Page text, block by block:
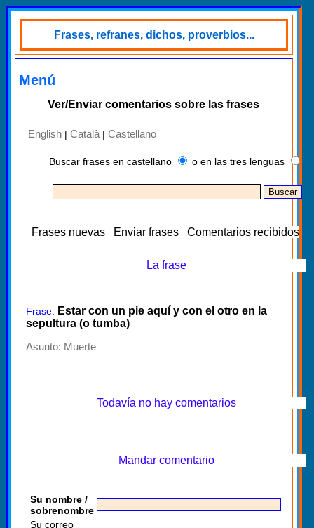
Frases, refranes, dichos, proverbios...
Menú
Ver/Enviar comentarios sobre las frases
English | Català | Castellano
Buscar frases en castellano o en las tres lenguas
Frases nuevas Enviar frases Comentarios recibidos
La frase
Frase: Estar con un pie aquí y con el otro en la
sepultura (o tumba)
Asunto: Muerte
Todavía no hay comentarios
Mandar comentario
Su nombre /
sobrenombre
Su correo